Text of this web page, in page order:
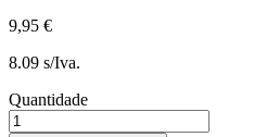
9,95 €
8.09 s/Iva.
Quantidade